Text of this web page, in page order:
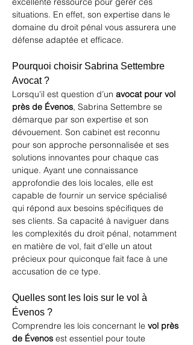
situations. En effet, son expertise dans le
domaine du droit pénal vous assurera une
défense adaptée et efficace.
Pourquoi choisir Sabrina Settembre
Avocat ?
Lorsqu'il est question d’un avocat pour vol
près de Évenos, Sabrina Settembre se
démarque par son expertise et son
dévouement. Son cabinet est reconnu
pour son approche personnalisée et ses
solutions innovantes pour chaque cas
unique. Ayant une connaissance
approfondie des lois locales, elle est
capable de fournir un service spécialisé
qui répond aux besoins spécifiques de
ses clients. Sa capacité à naviguer dans
les complexités du droit pénal, notamment
en matière de vol, fait d'elle un atout
précieux pour quiconque fait face à une
accusation de ce type.
Quelles sont les lois sur le vol à
Évenos ?
Comprendre les lois concernant le vol près
de Évenos est essentiel pour toute